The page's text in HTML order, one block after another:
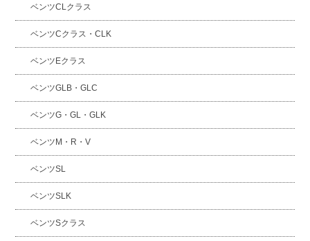
ベンツCLクラス
ベンツCクラス・CLK
ベンツEクラス
ベンツGLB・GLC
ベンツG・GL・GLK
ベンツM・R・V
ベンツSL
ベンツSLK
ベンツSクラス